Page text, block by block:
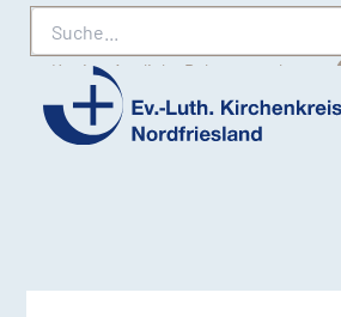
Suche
Karriere Amtliche Bekanntmachungen
Ev.-